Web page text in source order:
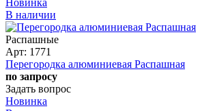
Новинка
В наличии
Распашные
Арт: 1771
Перегородка алюминиевая Распашная
по запросу
Задать вопрос
Новинка